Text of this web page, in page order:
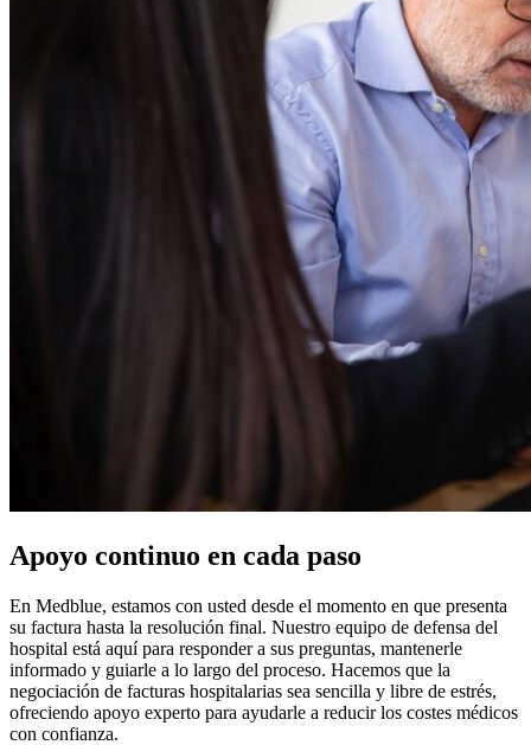
Apoyo continuo en cada paso
En Medblue, estamos con usted desde el momento en que presenta
su factura hasta la resolución final. Nuestro equipo de defensa del
hospital está aquí para responder a sus preguntas, mantenerle
informado y guiarle a lo largo del proceso. Hacemos que la
negociación de facturas hospitalarias sea sencilla y libre de estrés,
ofreciendo apoyo experto para ayudarle a reducir los costes médicos
con confianza.